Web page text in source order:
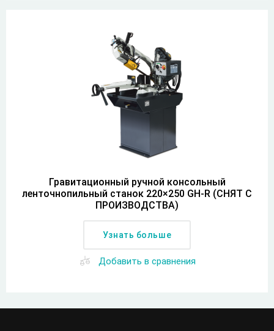
Гравитационный ручной консольный
ленточнопильный станок 220×250 GH-R (СНЯТ С
ПРОИЗВОДСТВА)
Узнать больше
Добавить в сравнения